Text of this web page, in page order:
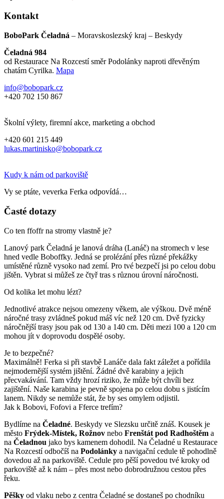
Kontakt
BoboPark Čeladná – Moravskoslezský kraj – Beskydy
Čeladná 984
od Restaurace Na Rozcestí směr Podolánky naproti dřevěným
chatám Cyrilka. Mapa
info@bobopark.cz
+420 702 150 867
Školní výlety, firemní akce, marketing a obchod
+420 601 215 449
lukas.martinisko@bobopark.cz
Kudy k nám od parkoviště
Vy se ptáte, veverka Ferka odpovídá…
Časté dotazy
Co ten ffoffr na stromy vlastně je?
​Lanový park Čeladná je lanová dráha (Lanáč) na stromech v lese
hned vedle Boboffky. Jedná se prolézání přes různé překážky
umístěné různě vysoko nad zemí. Pro tvé bezpečí jsi po celou dobu
jištěn. Vybrat si můžeš ze čtyř tras s různou úrovní náročnosti.
Od kolika let mohu lézt?
Jednotlivé atrakce nejsou omezeny věkem, ale výškou. Dvě méně
náročné trasy zvládneš pokud máš víc než 120 cm. Dvě fyzicky
náročnější trasy jsou pak od 130 a 140 cm. Děti mezi 100 a 120 cm
mohou jít v doprovodu dospělé osoby.
Je to bezpečné?
Maximálně! Ferka si při stavbě Lanáče dala fakt záležet a pořídila
nejmodernější systém jištění. Žádné dvě karabiny a jejich
přecvakávání. Tam vždy hrozí riziko, že může být chvíli bez
zajištění. Naše karabina je pevně spojena po celou dobu s jistícím
lanem. Nikdy se nemůže stát, že by ses omylem odjistil.
Jak k Bobovi, Fofovi a Fferce trefím?
Bydlíme na Čeladné. Beskydy ve Slezsku určitě znáš. Kousek je
město Frýdek-Místek, Rožnov nebo Frenštát pod Radhoštěm a
na Čeladnou jako bys kamenem dohodil. Na Čeladné u Restaurace
Na Rozcestí odbočíš na Podolánky a navigační cedule tě pohodlně
dovedou až na parkoviště. Cedule pro pěší povedou tvé kroky od
parkoviště až k nám – přes most nebo dobrodružnou cestou přes
řeku.
Pěšky od vlaku nebo z centra Čeladné se dostaneš po chodníku